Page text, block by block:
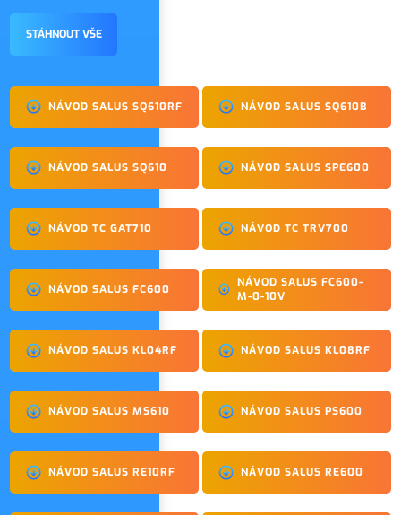
STÁHNOUT VŠE
NÁVOD SALUS SQ610RF NÁVOD SALUS SQ610B
NÁVOD SALUS SQ610 NÁVOD SALUS SPE600
NÁVOD TC GAT710 NÁVOD TC TRV700
NÁVOD SALUS FC600
NÁVOD SALUS FC600-
M-0-10V
NÁVOD SALUS KL04RF NÁVOD SALUS KL08RF
NÁVOD SALUS MS610 NÁVOD SALUS PS600
NÁVOD SALUS RE10RF NÁVOD SALUS RE600